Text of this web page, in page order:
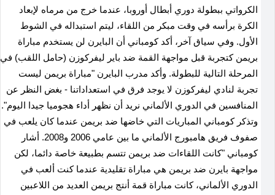
الكرواتي ببطولة دوري أبطال أوروبا، عندما خرج من مرماه لإبعاد
الكرة برأسه في وقت مبكر من اللقاء، ليتم استبداله في الشوط
الأول. وفي سياق آخر، أكد كومباني أن البايرن لن يستخدم مباراة
بريمن كتجربة قبل مواجهة القمة ضد باير ليفركوزن (حامل اللقب) في
المرحلة التالية للبطولة. وأكد مدرب البايرن "مباراة بريمن ليست
تجربة لنادي ليفركوزن لا يوجد فرق في استعداداتنا - بغض النظر عن
المنافسين في الدوري الألماني نريد أن نظهر أداء هجوميا جيدا اليوم".
وتذكر كومباني المباريات التي خاضها ضد بريمن عندما كان يلعب في
صفوف فريق هامبورج الألماني ما بين عامي 2006 و2008. أشار
كومباني "كانت اللقاءات ضد بريمن تتسم بطبيعة خاصة دائما، لكن
مواجهة بايرن ضد بريمن هي مباراة تقليدية عندما كنت ألعب في
الدوري الألماني، كانت مباراة قمة أنتج بريمن العديد من اللاعبين